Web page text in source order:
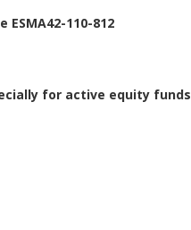
110-812
for active equity funds